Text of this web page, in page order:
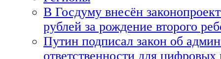
В Госдуму внесён
рублей за рождение второго
Путин подписал закон об
ответственности для